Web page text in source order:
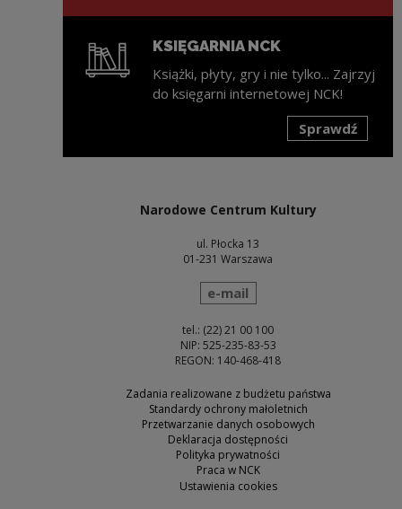
KSIĘGARNIA NCK
Książki, płyty, gry i nie tylko... Zajrzyj
do księgarni internetowej NCK!
Sprawdź
Narodowe Centrum Kultury
ul. Płocka 13
01-231 Warszawa
wyślij wiadomość
e-mail
tel.: (22) 21 00 100
NIP: 525-235-83-53
REGON: 140-468-418
Zadania realizowane z budżetu państwa
Standardy ochrony małoletnich
Przetwarzanie danych osobowych
Deklaracja dostępności
Polityka prywatności
Praca w NCK
Ustawienia cookies